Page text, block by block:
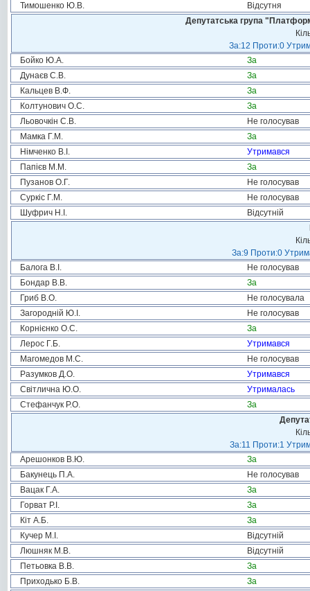
Тимошенко Ю.В.
Відсутня
Депутатська група
За:12 Проти:0
Бойко Ю.А.
За
Дунаєв С.В.
За
Кальцев В.Ф.
За
Колтунович О.С.
За
Льовочкін С.В.
Не голосував
Мамка Г.М.
За
Німченко В.І.
Утримався
Папієв М.М.
За
Пузанов О.Г.
Не голосував
Суркіс Г.М.
Не голосував
Шуфрич Н.І.
Відсутній
За:9 Проти:0
Балога В.І.
Не голосував
Бондар В.В.
За
Гриб В.О.
Не голосувала
Загородній Ю.І.
Не голосував
Корнієнко О.С.
За
Лерос Г.Б.
Утримався
Магомедов М.С.
Не голосував
Разумков Д.О.
Утримався
Світлична Ю.О.
Утрималась
Стефанчук Р.О.
За
За:11 Проти:1
Арешонков В.Ю.
За
Бакунець П.А.
Не голосував
Вацак Г.А.
За
Горват Р.І.
За
Кіт А.Б.
За
Кучер М.І.
Відсутній
Люшняк М.В.
Відсутній
Петьовка В.В.
За
Приходько Б.В.
За